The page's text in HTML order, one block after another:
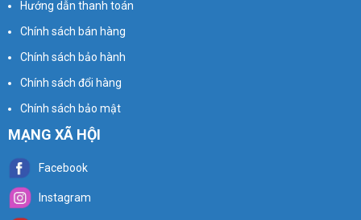
Hướng dẫn thanh toán
Chính sách bán hàng
Chính sách bảo hành
Chính sách đổi hàng
Chính sách bảo mật
MẠNG XÃ HỘI
Facebook
Instagram